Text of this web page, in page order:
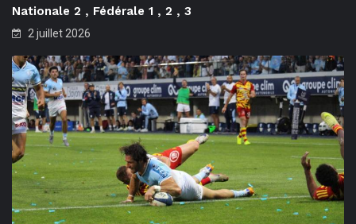
Nationale 2 , Fédérale 1 , 2 , 3
2 juillet 2026